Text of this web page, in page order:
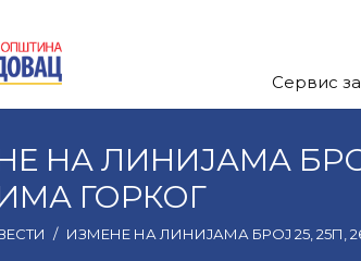
Сервис
НА ЛИНИЈАМА
ГОРКОГ
/ ИЗМЕНЕ НА ЛИНИЈАМА БРОЈ 25,